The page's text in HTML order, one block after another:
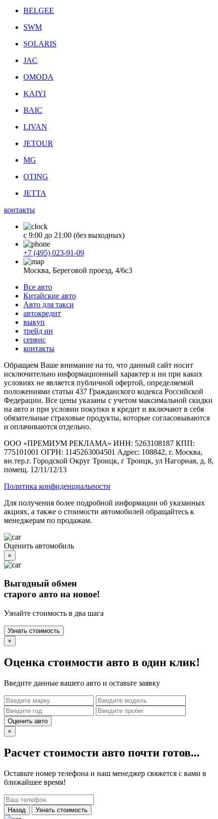
BELGEE
SWM
SOLARIS
JAC
OMODA
KAIYI
BAIC
LIVAN
JETOUR
MG
OTING
JETTA
контакты
с 9:00 до 21:00 (без выходных)
+7 (495) 023-91-09
Москва, Береговой проезд, 4/6с3
Все авто
Китайские авто
Авто для такси
автокредит
выкуп
трейд ин
сервис
контакты
Обращаем Ваше внимание на то, что данный сайт носит
исключительно информационный характер и ни при каких
условиях не является публичной офертой, определяемой
положениями статьи 437 Гражданского кодекса Российской
Федерации. Все цены указаны с учетом максимальной скидки
на авто и при условии покупки в кредит и включают в себя
обязательные страховые продукты, которые согласовываются
и оплачиваются отдельно.
ООО «ПРЕМИУМ РЕКЛАМА» ИНН: 5263108187 КПП:
775101001 ОГРН: 1145263004501 Адрес: 108842, г. Москва,
вн.тер.г. Городской Округ Троицк, г Троицк, ул Нагорная, д. 8,
помещ. 12/11/12/13
Политика конфиденциальности
Для получения более подробной информации об указанных
акциях, а также о стоимости автомобилей обращайтесь к
менеджерам по продажам.
Оценить автомобиль
×
Выгодный обмен
старого авто на новое!
Узнайте стоимость в два шага
Узнать стоимость
×
Оценка стоимости авто в один клик!
Введите данные вашего авто и оставьте заявку
Оценить авто
×
Расчет стоимости авто почти готов...
Оставьте номер телефона и наш менеджер свяжется с вами в
ближайшее время!
Назад Узнать стоимость